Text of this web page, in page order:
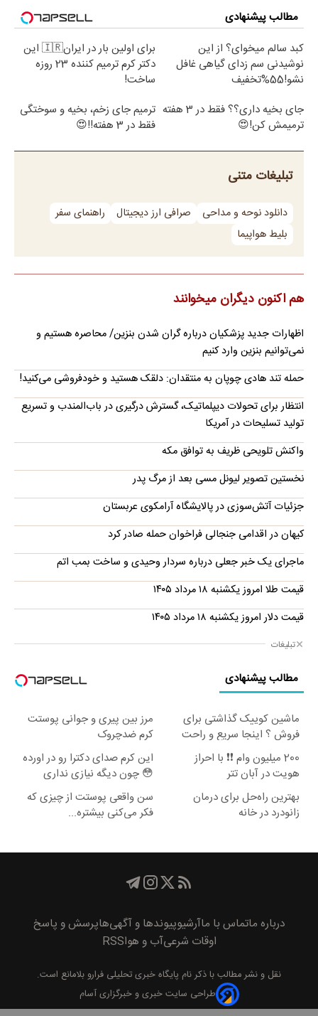
مطالب پیشنهادی
کبد سالم میخوای؟ از این
نوشیدنی سم زدای گیاهی غافل
نشو!55%تخفیف
برای اولین بار در ایران🇮🇷 این
دکتر کرم ترمیم کننده 23 روزه
ساخت!
جای بخیه داری؟؟ فقط در 3 هفته
ترمیمش کن!😍
ترمیم جای زخم، بخیه و سوختگی
فقط در 3 هفته!!😍
تبلیغات متنی
دانلود نوحه و مداحی صرافی ارز دیجیتال
راهنمای سفر
بلیط هواپیما
هم اکنون دیگران میخوانند
اظهارات جدید پزشکیان درباره گران شدن بنزین/ محاصره هستیم و
نمی‌توانیم بنزین وارد کنیم
حمله تند هادی چوپان به منتقدان: دلقک هستید و خودفروشی می‌کنید!
انتظار برای تحولات دیپلماتیک، گسترش درگیری در باب‌المندب و تسریع
تولید تسلیحات در آمریکا
واکنش تلویحی ظریف به توافق مکه
نخستین تصویر لیونل مسی بعد از مرگ پدر
جزئیات آتش‌سوزی در پالایشگاه آرامکوی عربستان
کیهان در اقدامی جنجالی فراخوان حمله صادر کرد
ماجرای یک خبر جعلی درباره سردار وحیدی و ساخت بمب اتم
قیمت طلا امروز یکشنبه ۱۸ مرداد ۱۴۰۵
قیمت دلار امروز یکشنبه ۱۸ مرداد ۱۴۰۵
تبلیغات
مطالب پیشنهادی
ماشین کوییک گذاشتی برای
فروش ؟ اینجا سریع و راحت
بفروش
مرز بین پیری و جوانی پوستت
کرم ضدچروک
جلبکه!40%تخفیف
200 میلیون وام ❗❗ با احراز
هویت در آبان تتر
این کرم صدای دکترا رو در اورده
😳 چون دیگه نیازی نداری
بوتاکس کنی!!!
بهترین راه‌حل برای درمان
زانودرد در خانه
سن واقعی پوستت از چیزی که
فکر می‌کنی بیشتره...
درباره ماتماس با ماآرشیوپیوند‌ها و آگهی‌هاپرسش و پاسخ
اوقات شرعیآب و هواRSS
نقل و نشر مطالب با ذکر نام پايگاه خبری تحليلی فراروبلامانع است.
طراحی سایت خبری و خبرگزاری آسام